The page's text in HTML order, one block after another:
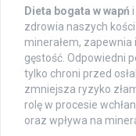
Dieta bogata w wapń i
zdrowia naszych kości.
minerałem,
gęstość. Odpowiedni
tylko chroni przed
zmniejsza ryzyko
rolę w procesie
oraz wpływa na